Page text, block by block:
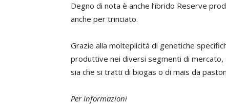
Degno di nota è anche l’ibrido Reserve
anche per trinciato.
Grazie alla molteplicità di genetiche
produttive nei diversi segmenti di
sia che si tratti di biogas o di mais da
Per informazioni